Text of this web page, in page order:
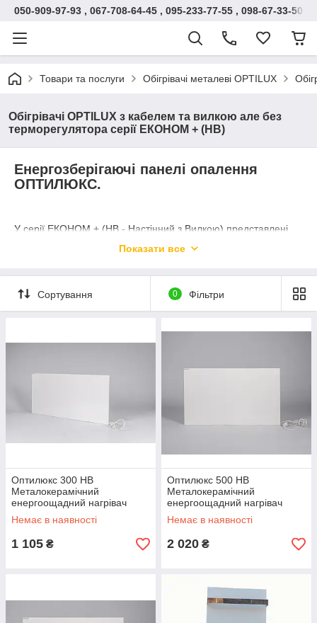
050-909-97-93 , 067-708-64-45 , 095-233-77-55 , 098-67-33-500
Товари та послуги Обігрівачі металеві OPTILUX
Обігрівачі OPTILUX з кабелем та вилкою але без
терморегулятора серії ЕКОНОМ + (НВ)
Енергозберігаючі панелі опалення
ОПТИЛЮКС.
У серії ЕКОНОМ + (НВ - Настінний з Вилкою) представлені
кабелем та вилкою, але не мають вбудованого
Такі панелі призначені для монтажу електроопалення з
підключенням через терморегулятор, який регулює
Таким чином, виключається перевитрата електроенергії.
приміщення, терморегулятор відключить панель).
опалення.
Показати все
Сортування 0 Фільтри
Оптилюкс 300 НВ
Металокерамічний
енергоощадний нагрівач
Немає в наявності
1 105 ₴
Оптилюкс 500 НВ
Металокерамічний
енергоощадний нагрівач
Немає в наявності
2 020 ₴